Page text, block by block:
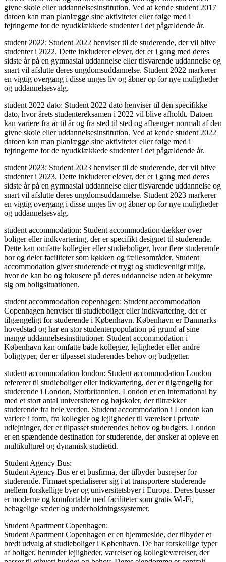
givne skole eller uddannelsesinstitution. Ved at kende student 2017
datoen kan man planlægge sine aktiviteter eller følge med i
fejringerne for de nyudklækkede studenter i det pågældende år.
student 2022: Student 2022 henviser til de studerende, der vil blive
studenter i 2022. Dette inkluderer elever, der er i gang med deres
sidste år på en gymnasial uddannelse eller tilsvarende uddannelse og
snart vil afslutte deres ungdomsuddannelse. Student 2022 markerer
en vigtig overgang i disse unges liv og åbner op for nye muligheder
og uddannelsesvalg.
student 2022 dato: Student 2022 dato henviser til den specifikke
dato, hvor årets studentereksamen i 2022 vil blive afholdt. Datoen
kan variere fra år til år og fra sted til sted og afhænger normalt af den
givne skole eller uddannelsesinstitution. Ved at kende student 2022
datoen kan man planlægge sine aktiviteter eller følge med i
fejringerne for de nyudklækkede studenter i det pågældende år.
student 2023: Student 2023 henviser til de studerende, der vil blive
studenter i 2023. Dette inkluderer elever, der er i gang med deres
sidste år på en gymnasial uddannelse eller tilsvarende uddannelse og
snart vil afslutte deres ungdomsuddannelse. Student 2023 markerer
en vigtig overgang i disse unges liv og åbner op for nye muligheder
og uddannelsesvalg.
student accommodation: Student accommodation dækker over
boliger eller indkvartering, der er specifikt designet til studerende.
Dette kan omfatte kollegier eller studieboliger, hvor flere studerende
bor og deler faciliteter som køkken og fællesområder. Student
accommodation giver studerende et trygt og studievenligt miljø,
hvor de kan bo og fokusere på deres uddannelse uden at bekymre
sig om boligsituationen.
student accommodation copenhagen: Student accommodation
Copenhagen henviser til studieboliger eller indkvartering, der er
tilgængeligt for studerende i København. København er Danmarks
hovedstad og har en stor studenterpopulation på grund af sine
mange uddannelsesinstitutioner. Student accommodation i
København kan omfatte både kollegier, lejligheder eller andre
boligtyper, der er tilpasset studerendes behov og budgetter.
student accommodation london: Student accommodation London
refererer til studieboliger eller indkvartering, der er tilgængelig for
studerende i London, Storbritannien. London er en international by
med et stort antal universiteter og højskoler, der tiltrækker
studerende fra hele verden. Student accommodation i London kan
variere i form, fra kollegier og lejligheder til værelser i private
udlejninger, der er tilpasset studerendes behov og budgets. London
er en spændende destination for studerende, der ønsker at opleve en
multikulturel og dynamisk studietid.
Student Agency Bus:
Student Agency Bus er et busfirma, der tilbyder busrejser for
studerende. Firmaet specialiserer sig i at transportere studerende
mellem forskellige byer og universitetsbyer i Europa. Deres busser
er moderne og komfortable med faciliteter som gratis Wi-Fi,
behagelige sæder og underholdningssystemer.
Student Apartment Copenhagen:
Student Apartment Copenhagen er en hjemmeside, der tilbyder et
bredt udvalg af studieboliger i København. De har forskellige typer
af boliger, herunder lejligheder, værelser og kollegieværelser, der